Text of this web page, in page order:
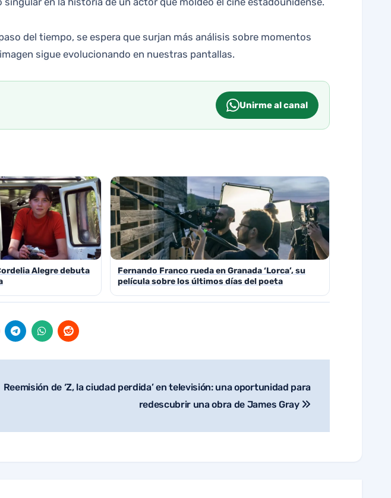
del tiempo, se espera que surjan más análisis sobre momentos
sigue evolucionando en nuestras pantallas.
Unirme al canal
Alegre debuta
Fernando Franco rueda en Granada ‘Lorca’, su
película sobre los últimos días del poeta
Reemisión de ‘Z, la ciudad perdida’ en televisión: una oportunidad para
redescubrir una obra de James Gray